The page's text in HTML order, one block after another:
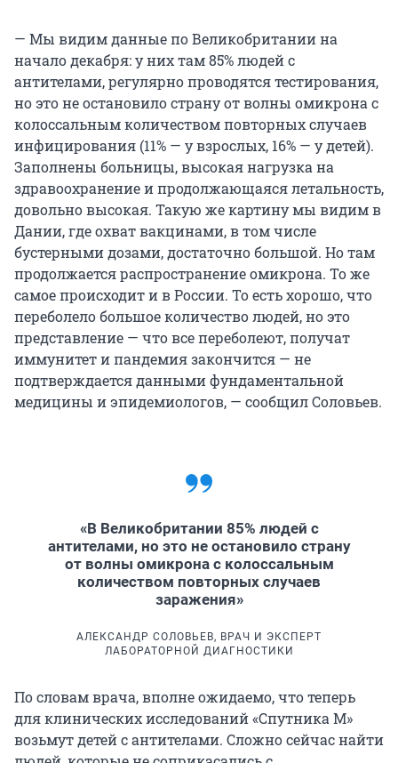
— Мы видим данные по Великобритании на
начало декабря: у них там 85% людей с
антителами, регулярно проводятся тестирования,
но это не остановило страну от волны омикрона с
колоссальным количеством повторных случаев
инфицирования (11% — у взрослых, 16% — у детей).
Заполнены больницы, высокая нагрузка на
здравоохранение и продолжающаяся летальность,
довольно высокая. Такую же картину мы видим в
Дании, где охват вакцинами, в том числе
бустерными дозами, достаточно большой. Но там
продолжается распространение омикрона. То же
самое происходит и в России. То есть хорошо, что
переболело большое количество людей, но это
представление — что все переболеют, получат
иммунитет и пандемия закончится — не
подтверждается данными фундаментальной
медицины и эпидемиологов, — сообщил Соловьев.
«В Великобритании 85% людей с
антителами, но это не остановило страну
от волны омикрона с колоссальным
количеством повторных случаев
заражения»
АЛЕКСАНДР СОЛОВЬЕВ, ВРАЧ И ЭКСПЕРТ
ЛАБОРАТОРНОЙ ДИАГНОСТИКИ
По словам врача, вполне ожидаемо, что теперь
для клинических исследований «Спутника М»
возьмут детей с антителами. Сложно сейчас найти